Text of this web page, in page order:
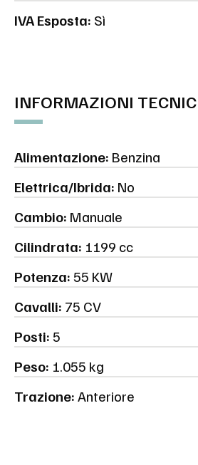
IVA Esposta: Sì
INFORMAZIONI
Alimentazione: Benzina
Elettrica/Ibrida: No
Cambio: Manuale
Cilindrata: 1199 cc
Potenza:55 KW
Cavalli: 75 CV
Posti:5
Peso: 1.055 kg
Trazione:Anteriore